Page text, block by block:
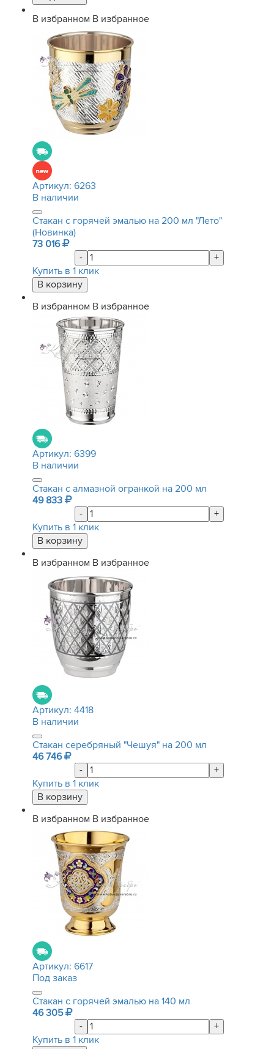
В избранном В избранное
Артикул: 6263
В наличии
Стакан с горячей эмалью на 200 мл "Лето"
(Новинка)
73 016
-
+
Купить в 1 клик
В избранном В избранное
Артикул: 6399
В наличии
Стакан с алмазной огранкой на 200 мл
49 833
-
+
Купить в 1 клик
В избранном В избранное
Артикул: 4418
В наличии
Стакан серебряный "Чешуя" на 200 мл
46 746
-
+
Купить в 1 клик
В избранном В избранное
Артикул: 6617
Под заказ
Стакан с горячей эмалью на 140 мл
46 305
-
+
Купить в 1 клик